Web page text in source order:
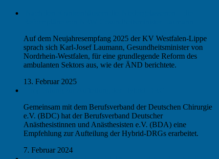
Auf dem Neujahresempfang 2025 der KV Westfalen-Lippe
sprach sich Karl-Josef Laumann, Gesundheitsminister von
Nordrhein-Westfalen, für eine grundlegende Reform des
ambulanten Sektors aus, wie der ÄND berichtete.
13. Februar 2025
Gemeinsam mit dem Berufsverband der Deutschen Chirurgie
e.V. (BDC) hat der Berufsverband Deutscher
Anästhesistinnen und Anästhesisten e.V. (BDA) eine
Empfehlung zur Aufteilung der Hybrid-DRGs erarbeitet.
7. Februar 2024